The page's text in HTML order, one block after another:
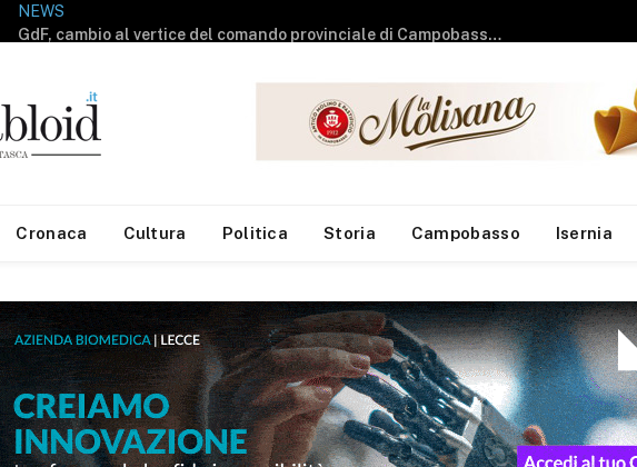
NEWS
Cronaca Cultura Politica Storia Campobasso Isernia